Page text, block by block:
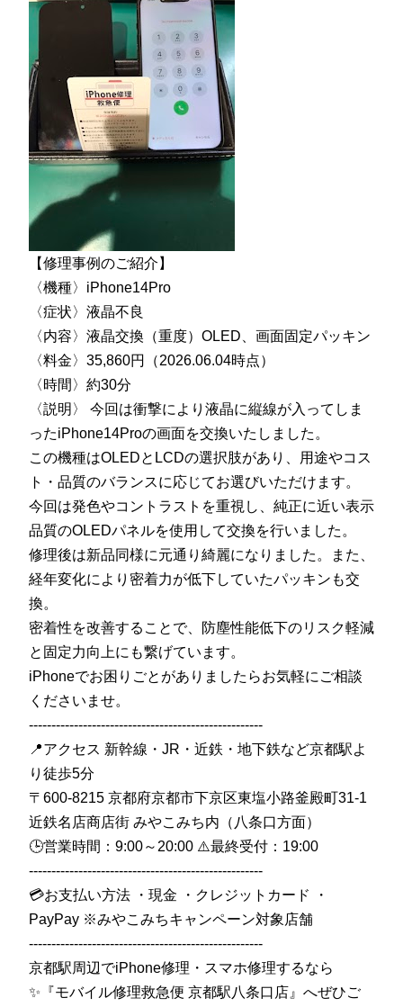
【修理事例のご紹介】
〈機種〉iPhone14Pro
〈症状〉液晶不良
〈内容〉液晶交換（重度）OLED、画面固定パッキン
〈料金〉35,860円（2026.06.04時点）
〈時間〉約30分
〈説明〉 今回は衝撃により液晶に縦線が入ってしま
ったiPhone14Proの画面を交換いたしました。
この機種はOLEDとLCDの選択肢があり、用途やコス
ト・品質のバランスに応じてお選びいただけます。
今回は発色やコントラストを重視し、純正に近い表示
品質のOLEDパネルを使用して交換を行いました。
修理後は新品同様に元通り綺麗になりました。また、
経年変化により密着力が低下していたパッキンも交
換。
密着性を改善することで、防塵性能低下のリスク軽減
と固定力向上にも繋げています。
iPhoneでお困りごとがありましたらお気軽にご相談
くださいませ。
----------------------------------------------------
📍アクセス 新幹線・JR・近鉄・地下鉄など京都駅よ
り徒歩5分
〒600-8215 京都府京都市下京区東塩小路釜殿町31-1
近鉄名店商店街 みやこみち内（八条口方面）
🕒営業時間：9:00～20:00 ⚠️最終受付：19:00
----------------------------------------------------
💳お支払い方法 ・現金 ・クレジットカード ・
PayPay ※みやこみちキャンペーン対象店舗
----------------------------------------------------
京都駅周辺でiPhone修理・スマホ修理するなら
✨『モバイル修理救急便 京都駅八条口店』へぜひご